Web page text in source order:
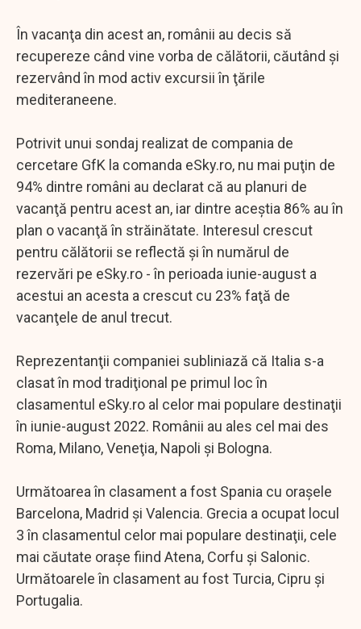
În vacanţa din acest an, românii au decis să
recupereze când vine vorba de călătorii, căutând şi
rezervând în mod activ excursii în ţările
mediteraneene.
Potrivit unui sondaj realizat de compania de
cercetare GfK la comanda eSky.ro, nu mai puţin de
94% dintre români au declarat că au planuri de
vacanţă pentru acest an, iar dintre aceştia 86% au în
plan o vacanţă în străinătate. Interesul crescut
pentru călătorii se reflectă şi în numărul de
rezervări pe eSky.ro - în perioada iunie-august a
acestui an acesta a crescut cu 23% faţă de
vacanţele de anul trecut.
Reprezentanţii companiei subliniază că Italia s-a
clasat în mod tradiţional pe primul loc în
clasamentul eSky.ro al celor mai populare destinaţii
în iunie-august 2022. Românii au ales cel mai des
Roma, Milano, Veneţia, Napoli şi Bologna.
Următoarea în clasament a fost Spania cu oraşele
Barcelona, Madrid şi Valencia. Grecia a ocupat locul
3 în clasamentul celor mai populare destinaţii, cele
mai căutate oraşe fiind Atena, Corfu şi Salonic.
Următoarele în clasament au fost Turcia, Cipru şi
Portugalia.